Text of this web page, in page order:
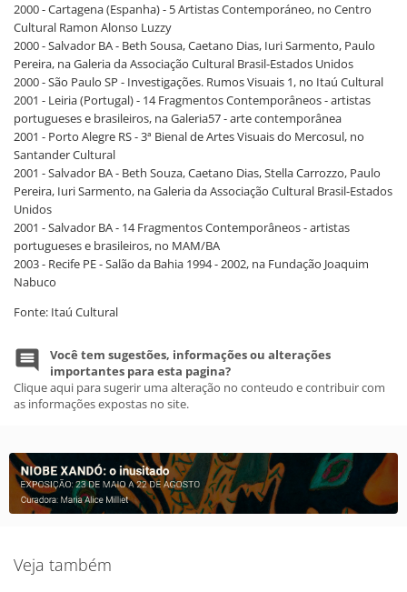
2000 - Cartagena (Espanha) - 5 Artistas Contemporáneo, no Centro
Cultural Ramon Alonso Luzzy
2000 - Salvador BA - Beth Sousa, Caetano Dias, Iuri Sarmento, Paulo
Pereira, na Galeria da Associação Cultural Brasil-Estados Unidos
2000 - São Paulo SP - Investigações. Rumos Visuais 1, no Itaú Cultural
2001 - Leiria (Portugal) - 14 Fragmentos Contemporâneos - artistas
portugueses e brasileiros, na Galeria57 - arte contemporânea
2001 - Porto Alegre RS - 3ª Bienal de Artes Visuais do Mercosul, no
Santander Cultural
2001 - Salvador BA - Beth Souza, Caetano Dias, Stella Carrozzo, Paulo
Pereira, Iuri Sarmento, na Galeria da Associação Cultural Brasil-Estados
Unidos
2001 - Salvador BA - 14 Fragmentos Contemporâneos - artistas
portugueses e brasileiros, no MAM/BA
2003 - Recife PE - Salão da Bahia 1994 - 2002, na Fundação Joaquim
Nabuco
Fonte: Itaú Cultural
Você tem sugestões, informações ou alterações
importantes para esta pagina?
Clique aqui para sugerir uma alteração no conteudo e contribuir com
as informações expostas no site.
Veja também